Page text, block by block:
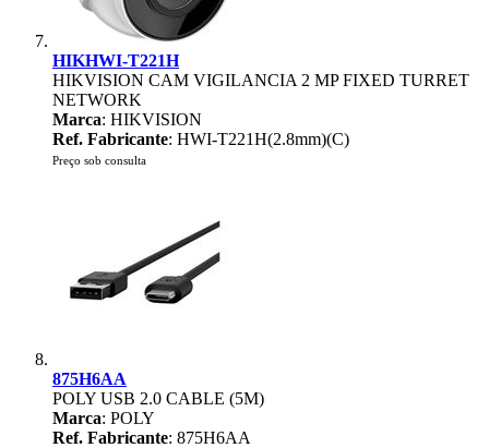
HIKHWI-T221H
HIKVISION CAM VIGILANCIA 2 MP FIXED TURRET
NETWORK
Marca: HIKVISION
Ref. Fabricante: HWI-T221H(2.8mm)(C)
Preço sob consulta
875H6AA
POLY USB 2.0 CABLE (5M)
Marca: POLY
Ref. Fabricante: 875H6AA